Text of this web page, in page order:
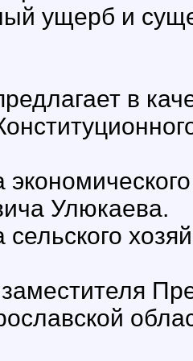
ущерб и
в
Улюкаева.
сельского